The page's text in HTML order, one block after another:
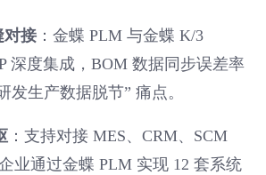
对接 ：金蝶 PLM 与金蝶 K/3
深度集成，BOM 数据同步误差率
发生产数据脱节” 痛点。
：支持对接 MES、CRM、SCM
业通过金蝶 PLM 实现 12 套系统